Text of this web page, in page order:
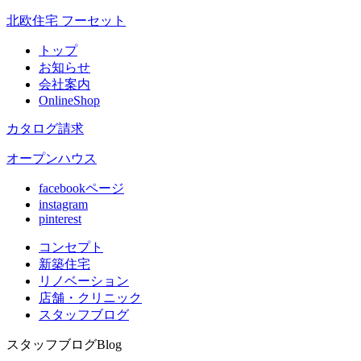
北欧住宅 フーセット
トップ
お知らせ
会社案内
OnlineShop
カタログ請求
オープンハウス
facebookページ
instagram
pinterest
コンセプト
新築住宅
リノベーション
店舗 ・クリニック
スタッフブログ
スタッフブログBlog